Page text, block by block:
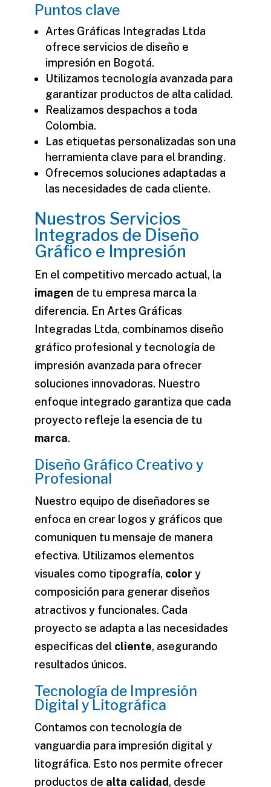
Puntos clave
Artes Gráficas Integradas Ltda
ofrece servicios de diseño e
impresión en Bogotá.
Utilizamos tecnología avanzada para
garantizar productos de alta calidad.
Realizamos despachos a toda
Colombia.
Las etiquetas personalizadas son una
herramienta clave para el branding.
Ofrecemos soluciones adaptadas a
las necesidades de cada cliente.
Nuestros Servicios
Integrados de Diseño
Gráfico e Impresión
En el competitivo mercado actual, la
imagen de tu empresa marca la
diferencia. En Artes Gráficas
Integradas Ltda, combinamos diseño
gráfico profesional y tecnología de
impresión avanzada para ofrecer
soluciones innovadoras. Nuestro
enfoque integrado garantiza que cada
proyecto refleje la esencia de tu
marca.
Diseño Gráfico Creativo y
Profesional
Nuestro equipo de diseñadores se
enfoca en crear logos y gráficos que
comuniquen tu mensaje de manera
efectiva. Utilizamos elementos
visuales como tipografía, color y
composición para generar diseños
atractivos y funcionales. Cada
proyecto se adapta a las necesidades
específicas del cliente, asegurando
resultados únicos.
Tecnología de Impresión
Digital y Litográfica
Contamos con tecnología de
vanguardia para impresión digitaly
litográfica. Esto nos permite ofrecer
productos de alta calidad, desde